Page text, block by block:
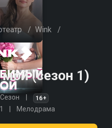
/ Wink /
(сезон 1)
16+
Мелодрама